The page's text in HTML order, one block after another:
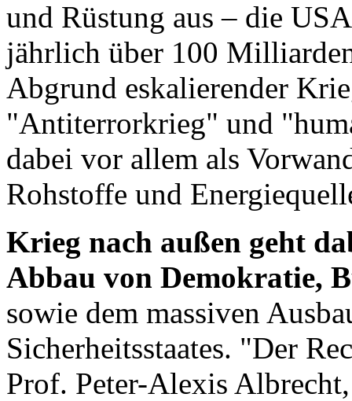
und Rüstung aus – die
jährlich über 100
Abgrund eskalierender
"Antiterrorkrieg" und
dabei vor allem als
Rohstoffe und
Krieg nach außen geht
Abbau von Demokratie,
sowie dem massiven
Sicherheitsstaates. "Der
Prof. Peter-Alexis